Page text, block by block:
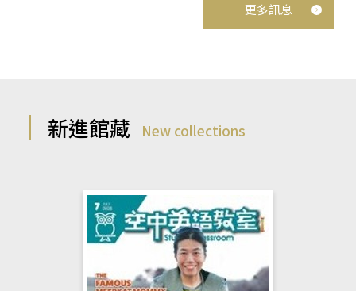
更多訊息
新進館藏 New collections